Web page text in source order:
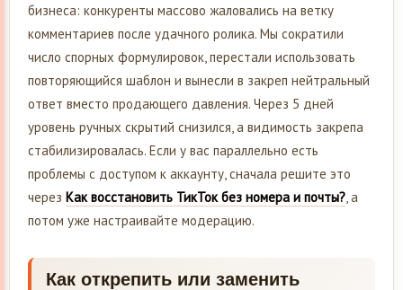
бизнеса: конкуренты массово жаловались на ветку
комментариев после удачного ролика. Мы сократили
число спорных формулировок, перестали использовать
повторяющийся шаблон и вынесли в закреп нейтральный
ответ вместо продающего давления. Через 5 дней
уровень ручных скрытий снизился, а видимость закрепа
стабилизировалась. Если у вас параллельно есть
проблемы с доступом к аккаунту, сначала решите это
через Как восстановить ТикТок без номера и почты?, а
потом уже настраивайте модерацию.
Как открепить или заменить